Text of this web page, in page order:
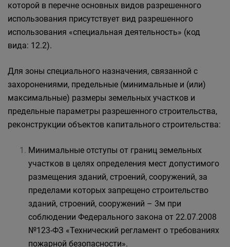
которой в перечне основных видов разрешенного
использования присутствует вид разрешенного
использования «специальная деятельность» (код
вида: 12.2).
Для зоны специального назначения, связанной с
захоронениями, предельные (минимальные и (или)
максимальные) размеры земельных участков и
предельные параметры разрешенного строительства,
реконструкции объектов капитального строительства:
Минимальные отступы от границ земельных
участков в целях определения мест допустимого
размещения зданий, строений, сооружений, за
пределами которых запрещено строительство
зданий, строений, сооружений – 3м при
соблюдении Федерального закона от 22.07.2008
№123-ФЗ «Технический регламент о требованиях
пожарной безопасности».